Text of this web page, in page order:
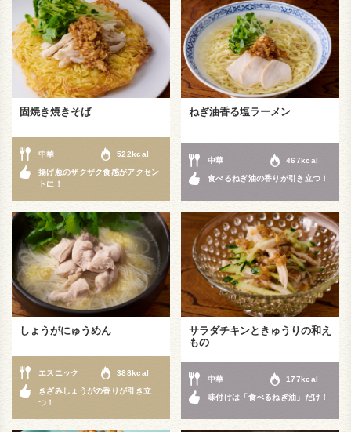
固焼き焼きそば
中華 522kcal
揚げ葱のザクザク食感がアクセン
トに！
ねぎ油香る塩ラーメン
中華 467kcal
食べるねぎ油の香りが引き立つ！
しょうがにゅうめん
エスニック 388kcal
きざみしょうがの香りが引き立
つ！
サラダチキンときゅうりの和え
もの
中華 177kcal
味付けは「食べるねぎ油」だけ！